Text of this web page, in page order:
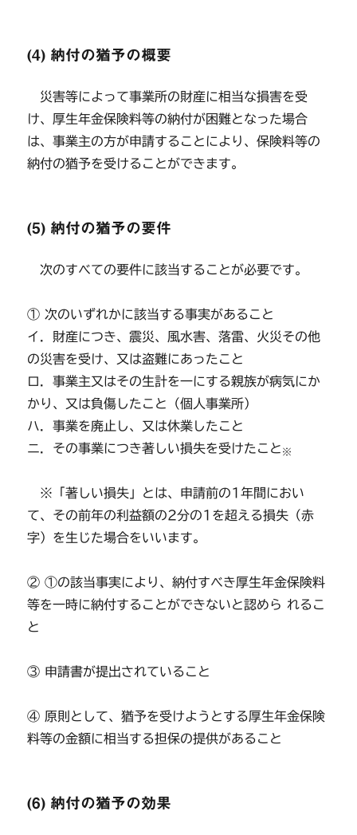
(4) 納付の猶予の概要
災害等によって事業所の財産に相当な損害を受
け、厚生年金保険料等の納付が困難となった場合
は、事業主の方が申請することにより、保険料等の
納付の猶予を受けることができます。
(5) 納付の猶予の要件
次のすべての要件に該当することが必要です。
① 次のいずれかに該当する事実があること
イ．財産につき、震災、風水害、落雷、火災その他
の災害を受け、又は盗難にあったこと
ロ．事業主又はその生計を一にする親族が病気にか
かり、又は負傷したこと（個人事業所）
ハ．事業を廃止し、又は休業したこと
ニ．その事業につき著しい損失を受けたこと ※
※「著しい損失」とは、申請前の1年間におい
て、その前年の利益額の2分の1を超える損失（赤
字）を生じた場合をいいます。
② ①の該当事実により、納付すべき厚生年金保険料
等を一時に納付することができないと認めら れるこ
と
③ 申請書が提出されていること
④ 原則として、猶予を受けようとする厚生年金保険
料等の金額に相当する担保の提供があること
(6) 納付の猶予の効果